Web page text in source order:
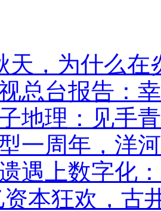
天，为什么在
总台报告：
地理：见手
一周年，洋
遇上数字化
资本狂欢，古